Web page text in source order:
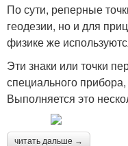
По сути, реперные
геодезии, но и для
физике же
Эти знаки или точки
специального
Выполняется это
читать дальше →